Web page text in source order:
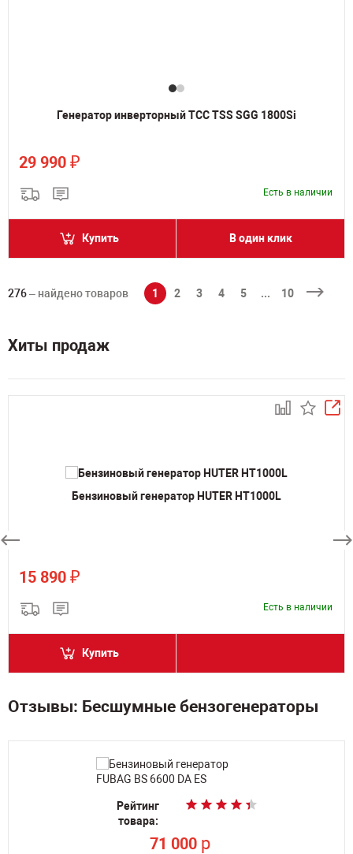
Генератор инверторный ТСС TSS SGG 1800Si
29 990 ₽
Есть в наличии
Купить В один клик
276– найдено товаров 1 2 3 4 5 ... 10
Хиты продаж
Бензиновый генератор HUTER HT1000L
15 890 ₽
Есть в наличии
Купить
Отзывы: Бесшумные бензогенераторы
Рейтинг
товара:
71 000 p
Рейтинг
товара:
71 000 p
Рейтинг
товара:
По запросу
Рейтинг
товара:
По запросу
Рейтинг
товара:
По запросу
Рейтинг
товара:
По запросу
Рейтинг
товара:
По запросу
Рейтинг
товара:
По запросу
Рейтинг
товара:
По запросу
Рейтинг
товара:
По запросу